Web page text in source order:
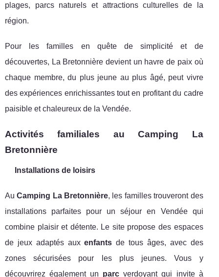
plages, parcs naturels et attractions culturelles de la
région.
Pour les familles en quête de simplicité et de
découvertes, La Bretonnière devient un havre de paix où
chaque membre, du plus jeune au plus âgé, peut vivre
des expériences enrichissantes tout en profitant du cadre
paisible et chaleureux de la Vendée.
Activités familiales au Camping La
Bretonnière
Installations de loisirs
AuCamping La Bretonnière, les familles trouveront des
installations parfaites pour un séjour en Vendée qui
combine plaisir et détente. Le site propose des espaces
de jeux adaptés auxenfants de tous âges, avec des
zones sécurisées pour les plus jeunes. Vous y
découvrirez également un parc verdoyant qui invite à